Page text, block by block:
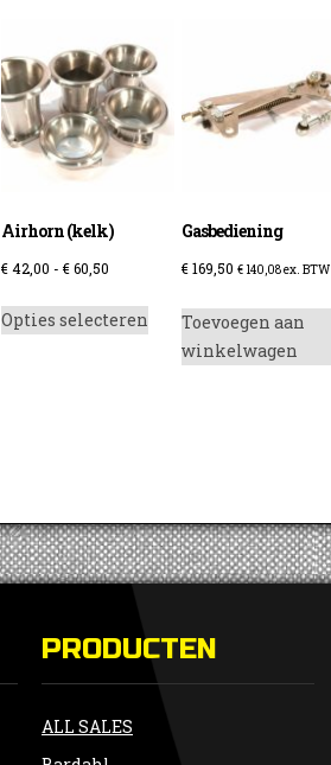
Airhorn (kelk)
€42,00 - €60,50 Prijsklasse:
tot
Opties selecteren
Dit
product
heeft
gekozen
worden
op
productpagina
Gasbediening
€169,50 €140,08ex. BTW
Toevoegen aan
winkelwagen
PRODUCTEN
ALL SALES